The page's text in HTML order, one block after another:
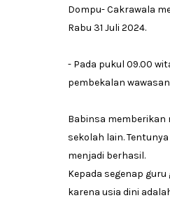
Dompu- Cakrawala
Rabu 31 Juli 2024.
- Pada pukul 09.00
pembekalan
Babinsa memberikan
sekolah lain.
menjadi berhasil.
Kepada segenap
karena usia dini